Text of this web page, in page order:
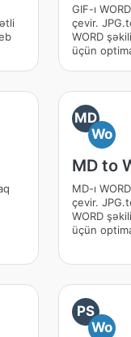
GIF-ı
çevir.
WORD
üçün
MD
Wo
MD to
MD-ı
çevir.
WORD
üçün
PS
Wo